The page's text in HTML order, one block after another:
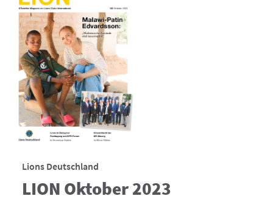
Lions Deutschland
LION Oktober 2023